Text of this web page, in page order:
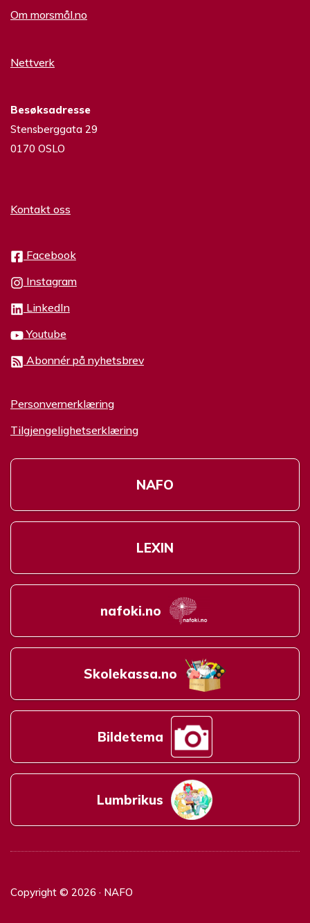
Om morsmål.no
Nettverk
Besøksadresse
Stensberggata 29
0170 OSLO
Kontakt oss
Facebook
Instagram
LinkedIn
Youtube
Abonnér på nyhetsbrev
Personvernerklæring
Tilgjengelighetserklæring
NAFO
LEXIN
nafoki.no
Skolekassa.no
Bildetema
Lumbrikus
Copyright © 2026 · NAFO